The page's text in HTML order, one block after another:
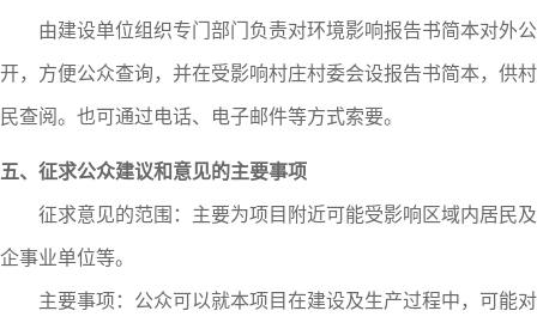
由建设单位组织专门部门负责对环境影响报告书简本对外公
开，方便公众查询，并在受影响村庄村委会设报告书简本，供村
民查阅。也可通过电话、电子邮件等方式索要。
五、征求公众建议和意见的主要事项
征求意见的范围： 主要为项目附近可能受影响区域内居民及
企事业单位等。
主要事项：公众可以就本项目在建设及生产过程中，可能对